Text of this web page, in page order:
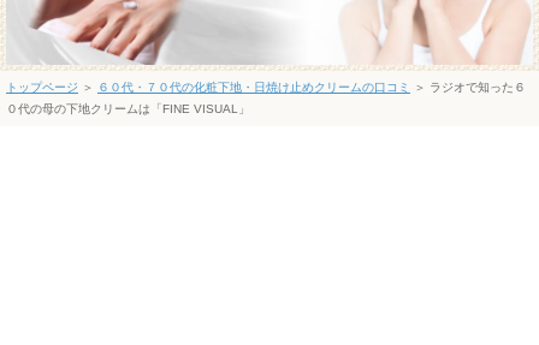
トップページ ＞ ６０代・７０代の化粧下地・日焼け止めクリームの口コミ
＞ ラジオで知った６
０代の母の下地クリームは「FINE VISUAL」